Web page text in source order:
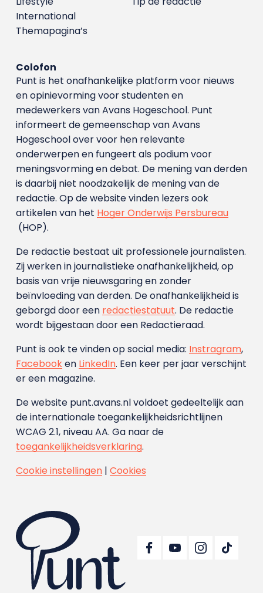
International
Themapagina’s
Colofon
Punt is het onafhankelijke platform voor nieuws
en opinievorming voor studenten en
medewerkers van Avans Hoge­school. Punt
informeert de gemeenschap van Avans
Hogeschool over voor hen relevante
onderwerpen en fungeert als podium voor
meningsvorming en debat. De mening van derden
is daarbij niet noodzakelijk de mening van de
redactie. Op de website vinden lezers ook
artikelen van het Hoger Onderwijs Persbureau
(HOP).
De redactie bestaat uit professionele journalisten.
Zij werken in journalistieke onafhankelijkheid, op
basis van vrije nieuwsgaring en zonder
beïnvloeding van derden. De onafhankelijkheid is
geborgd door een redactiestatuut. De redactie
wordt bijgestaan door een Redactieraad.
Punt is ook te vinden op social media: Instragram,
Facebooken LinkedIn. Een keer per jaar verschijnt
er een magazine.
De website punt.avans.nl voldoet gedeeltelijk aan
de internationale toegankelijkheidsrichtlijnen
WCAG 2.1, niveau AA. Ga naar de
toegankelijkheidsverklaring.
Cookie instellingen| Cookies